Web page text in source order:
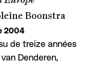
Boonstra
2004
de treize années
Denderen,